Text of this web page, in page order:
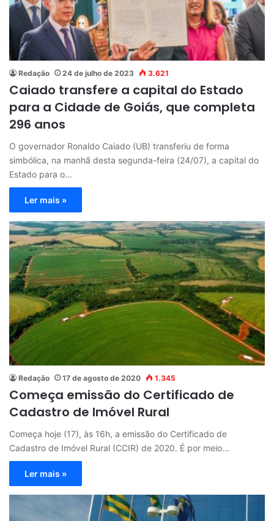
Redação 24 de julho de 2023 3.621
Caiado transfere a capital do Estado
para a Cidade de Goiás, que completa
296 anos
O governador Ronaldo Caiado (UB) transferiu de forma
simbólica, na manhã desta segunda-feira (24/07), a capital do
Estado para o…
Ler mais »
Redação 17 de agosto de 2020 1.345
Começa emissão do Certificado de
Cadastro de Imóvel Rural
Começa hoje (17), às 16h, a emissão do Certificado de
Cadastro de Imóvel Rural (CCIR) de 2020. É por meio…
Ler mais »